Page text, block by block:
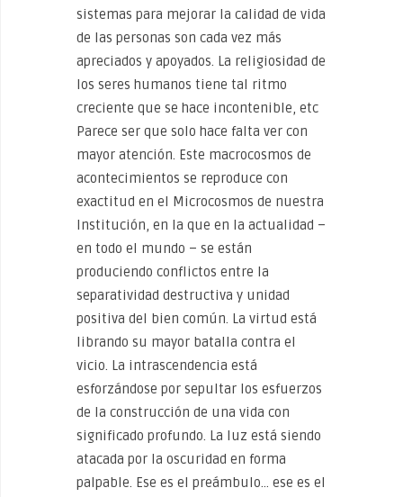
sistemas para mejorar la calidad de vida
de las personas son cada vez más
apreciados y apoyados. La religiosidad de
los seres humanos tiene tal ritmo
creciente que se hace incontenible, etc
Parece ser que solo hace falta ver con
mayor atención. Este macrocosmos de
acontecimientos se reproduce con
exactitud en el Microcosmos de nuestra
Institución, en la que en la actualidad –
en todo el mundo – se están
produciendo conflictos entre la
separatividad destructiva y unidad
positiva del bien común. La virtud está
librando su mayor batalla contra el
vicio. La intrascendencia está
esforzándose por sepultar los esfuerzos
de la construcción de una vida con
significado profundo. La luz está siendo
atacada por la oscuridad en forma
palpable. Ese es el preámbulo… ese es el